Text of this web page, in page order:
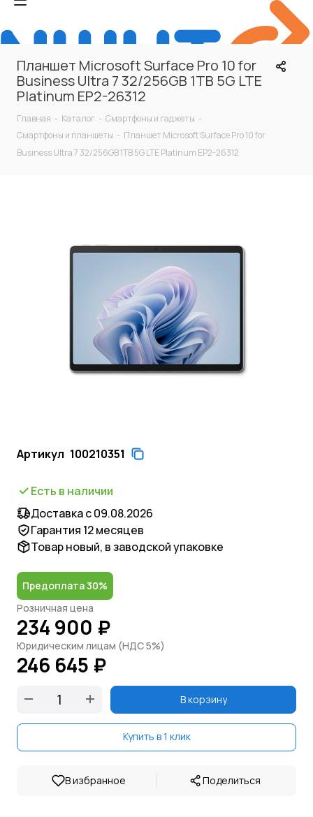
Планшет Microsoft Surface Pro 10 for
Business Ultra 7 32/256GB 1TB 5G LTE
Platinum EP2-26312
Главная - Каталог - Смартфоны и гаджеты -
Смартфоны и планшеты - Планшет Microsoft Surface Pro 10 for
Business Ultra 7 32/256GB 1TB 5G LTE Platinum EP2-26312
Артикул 100210351
Есть в наличии
Доставка с 09.08.2026
Гарантия 12 месяцев
Товар новый, в заводской упаковке
Предоплата 30%
Розничная цена
234 900 ₽
Юридическим лицам (НДС 5%)
246 645 ₽
В корзину
Купить в 1 клик
В избранное | Поделиться